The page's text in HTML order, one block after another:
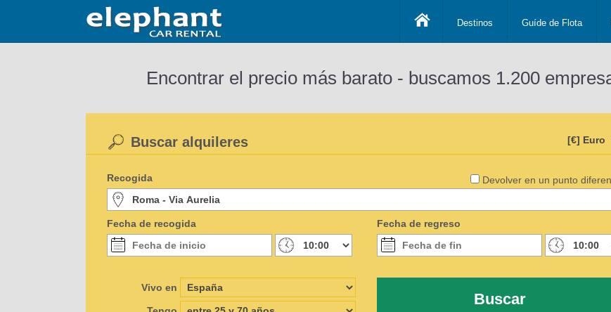
Destinos Guíde de Flota
Encontrar el precio más barato - buscamos 1.200
Devolver en un punto
Buscar alquileres
Recogida
Fecha de recogida Fecha de regreso
Vivo en
Buscar